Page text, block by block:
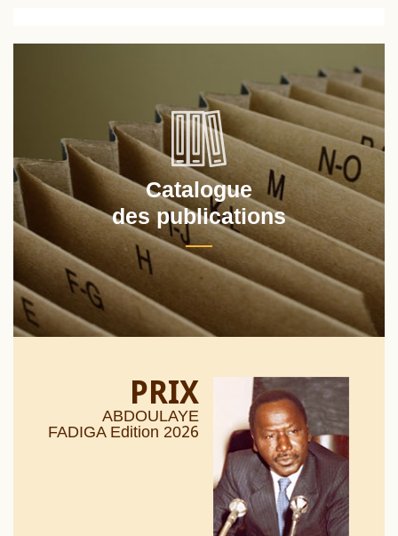
Catalogue
des publications
PRIX
ABDOULAYE
FADIGA Edition 2026